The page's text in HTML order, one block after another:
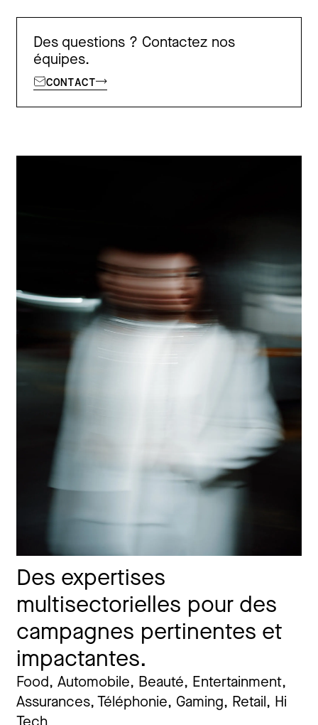
Des questions ? Contactez nos
équipes.
CONTACT
Des expertises
multisectorielles pour des
campagnes pertinentes et
impactantes.
Food, Automobile, Beauté, Entertainment,
Assurances, Téléphonie, Gaming, Retail, Hi